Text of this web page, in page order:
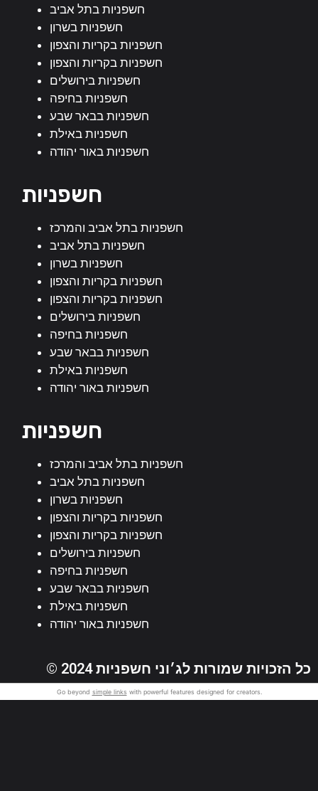
חשפניות בתל אביב
חשפניות בשרון
חשפניות בקריות והצפון
חשפניות בקריות והצפון
חשפניות בירושלים
חשפניות בחיפה
חשפניות בבאר שבע
חשפניות באילת
חשפניות באור יהודה
חשפניות
חשפניות בתל אביב והמרכז
חשפניות בתל אביב
חשפניות בשרון
חשפניות בקריות והצפון
חשפניות בקריות והצפון
חשפניות בירושלים
חשפניות בחיפה
חשפניות בבאר שבע
חשפניות באילת
חשפניות באור יהודה
חשפניות
חשפניות בתל אביב והמרכז
חשפניות בתל אביב
חשפניות בשרון
חשפניות בקריות והצפון
חשפניות בקריות והצפון
חשפניות בירושלים
חשפניות בחיפה
חשפניות בבאר שבע
חשפניות באילת
חשפניות באור יהודה
© 2024 כל הזכויות שמורות לג׳וני חשפניות
Go beyond simple links with powerful features designed for creators.